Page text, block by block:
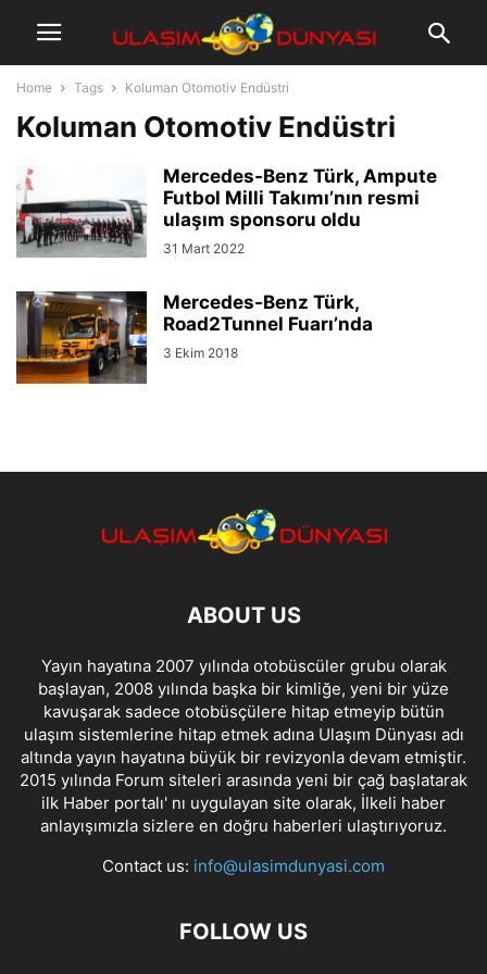
Home Tags Koluman Otomotiv Endüstri
Koluman Otomotiv Endüstri
Mercedes-Benz Türk, Ampute
Futbol Milli Takımı’nın resmi
ulaşım sponsoru oldu
31 Mart 2022
Mercedes-Benz Türk,
Road2Tunnel Fuarı’nda
3 Ekim 2018
ABOUT US
Yayın hayatına 2007 yılında otobüscüler grubu olarak
başlayan, 2008 yılında başka bir kimliğe, yeni bir yüze
kavuşarak sadece otobüsçülere hitap etmeyip bütün
ulaşım sistemlerine hitap etmek adına Ulaşım Dünyası adı
altında yayın hayatına büyük bir revizyonla devam etmiştir.
2015 yılında Forum siteleri arasında yeni bir çağ başlatarak
ilk Haber portalı' nı uygulayan site olarak, İlkeli haber
anlayışımızla sizlere en doğru haberleri ulaştırıyoruz.
Contact us: info@ulasimdunyasi.com
FOLLOW US